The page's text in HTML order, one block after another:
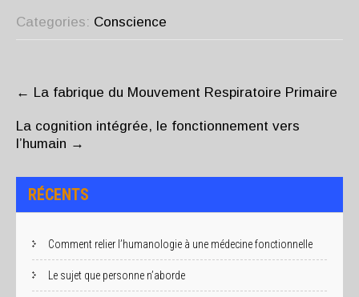
Categories: Conscience
NAVIGATION
← La fabrique du Mouvement Respiratoire Primaire
La cognition intégrée, le fonctionnement vers
l’humain →
RÉCENTS
Comment relier l’humanologie à une médecine fonctionnelle
Le sujet que personne n’aborde